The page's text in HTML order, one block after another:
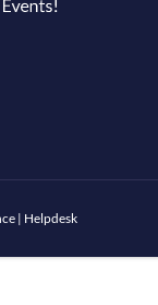
| Helpdesk